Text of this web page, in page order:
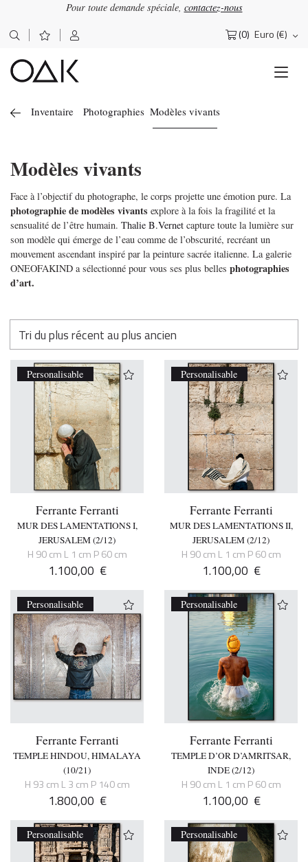
Pour toute demande spéciale, contactez-nous
(0) Euro (€)
Rechercher :
Inventaire Photographies Modèles vivants
Modèles vivants
Face à l’objectif du photographe, le corps projette une émotion pure. La
photographie de modèles vivants explore à la fois la fragilité et la
sensualité de l’être humain. Thalie B.Vernet capture toute la lumière sur
son modèle qui émerge de l’eau comme de l’obscurité, recréant un
mouvement ascendant inspiré par la peinture sacrée italienne. La galerie
ONEOFAKIND a sélectionné pour vous ses plus belles photographies
d’art.
Personalisable
Ferrante Ferranti
MUR DES LAMENTATIONS I,
JERUSALEM (2/12)
H 90 cm L 1 cm P 60 cm
1.100,00 €
Personalisable
Ferrante Ferranti
MUR DES LAMENTATIONS II,
JERUSALEM (2/12)
H 90 cm L 1 cm P 60 cm
1.100,00 €
Personalisable
Ferrante Ferranti
TEMPLE HINDOU, HIMALAYA
(10/21)
H 93 cm L 3 cm P 140 cm
1.800,00 €
Personalisable
Ferrante Ferranti
TEMPLE D’OR D’AMRITSAR,
INDE (2/12)
H 90 cm L 1 cm P 60 cm
1.100,00 €
Personalisable Personalisable